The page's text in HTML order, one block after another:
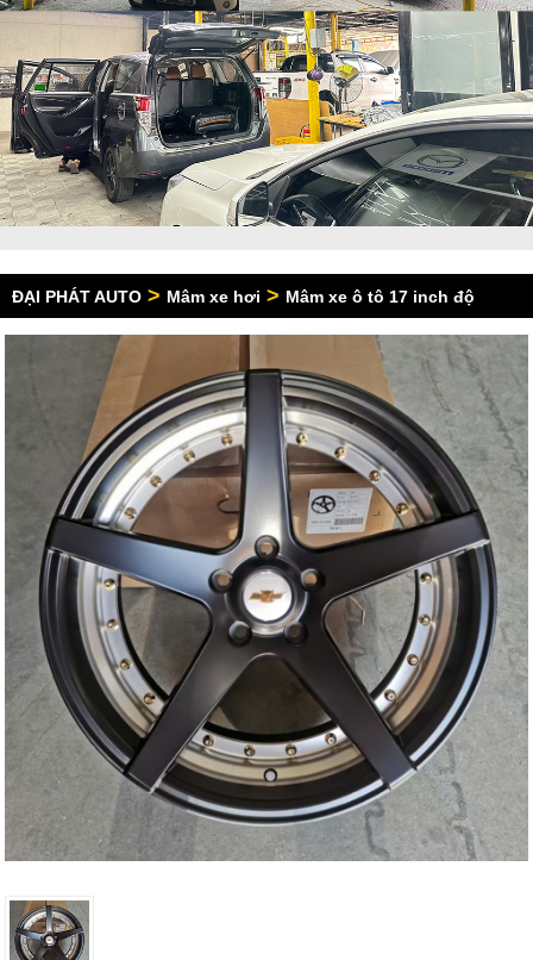
ĐẠI PHÁT AUTO > Mâm xe hơi > Mâm xe ô tô 17 inch độ